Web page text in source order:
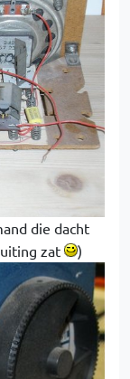
die dacht
zat
)